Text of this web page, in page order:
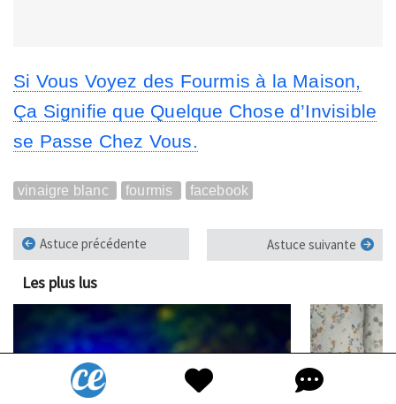
Si Vous Voyez des Fourmis à la Maison,
Ça Signifie que Quelque Chose d’Invisible
se Passe Chez Vous.
vinaigre blanc fourmis facebook
Astuce précédente Astuce suivante
Les plus lus